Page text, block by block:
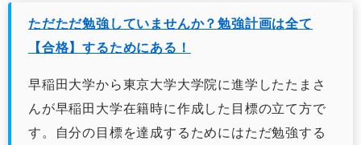
ただただ勉強していませんか？勉強計画は全て
【合格】するためにある！
早稲田大学から東京大学大学院に進学したたまさ
んが早稲田大学在籍時に作成した目標の立て方で
す。自分の目標を達成するためにはただ勉強する